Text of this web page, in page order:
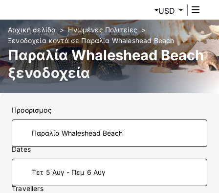
USD
Αρχική σελίδα
Ηνωμένες Πολιτείες
Ξενοδοχεία κοντά σε Παραλία Whaleshead Beach
Παραλία Whaleshead Beach
ξενοδοχεία
Προορισμος
Dates
Τετ 5 Αυγ - Πεμ 6 Αυγ
Travellers